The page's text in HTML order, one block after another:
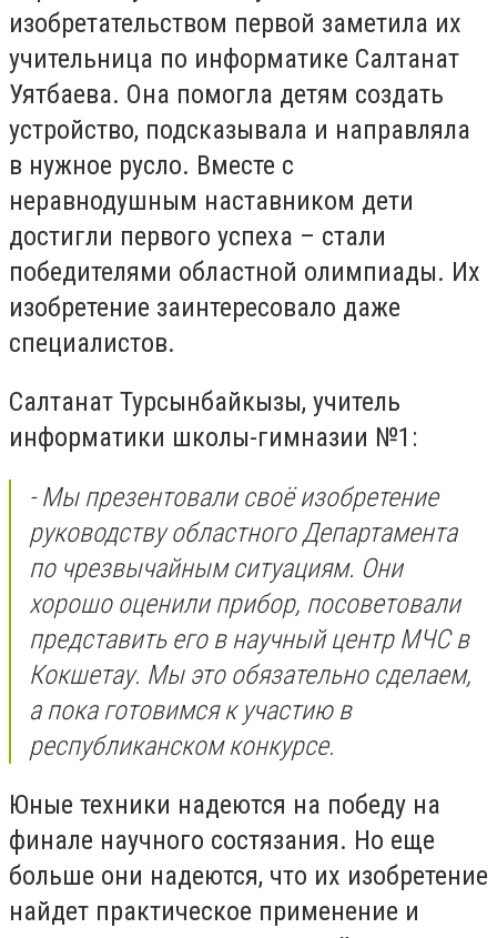
изобретательством первой заметила их
учительница по информатике Салтанат
Уятбаева. Она помогла детям создать
устройство, подсказывала и направляла
в нужное русло. Вместе с
неравнодушным наставником дети
достигли первого успеха – стали
победителями областной олимпиады. Их
изобретение заинтересовало даже
специалистов.
Салтанат Турсынбайкызы, учитель
информатики школы-гимназии №1:
- Мы презентовали своё изобретение
руководству областного Департамента
по чрезвычайным ситуациям. Они
хорошо оценили прибор, посоветовали
представить его в научный центр МЧС в
Кокшетау. Мы это обязательно сделаем,
а пока готовимся к участию в
республиканском конкурсе.
Юные техники надеются на победу на
финале научного состязания. Но еще
больше они надеются, что их изобретение
найдет практическое применение и